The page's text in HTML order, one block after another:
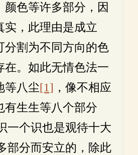
颜色等许多部分，因
实，此理由是成立
分割为不同方向的色
在。如此无情色法一
等八尘[1] ，像不相应
有生生等八个部分
一个识也是观待十大
部分而安立的，除此